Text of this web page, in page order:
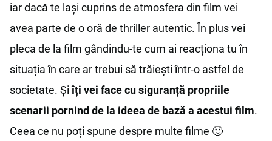
iar dacă te lași cuprins de atmosfera din film vei
avea parte de o oră de thriller autentic. În plus vei
pleca de la film gândindu-te cum ai reacționa tu în
situația în care ar trebui să trăiești într-o astfel de
societate. Șiîți vei face cu siguranță propriile
scenarii pornind de la ideea de bază a acestui film.
Ceea ce nu poți spune despre multe filme 🙂